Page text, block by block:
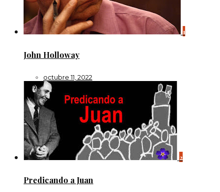
1
John Holloway
octubre 11, 2022
2
Predicando a Juan